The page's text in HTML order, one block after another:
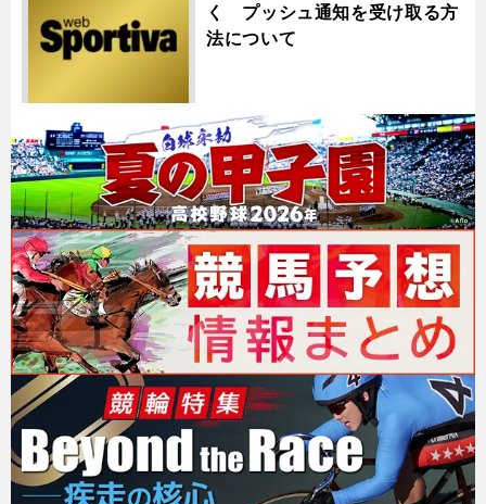
く プッシュ通知を受け取る方
法について